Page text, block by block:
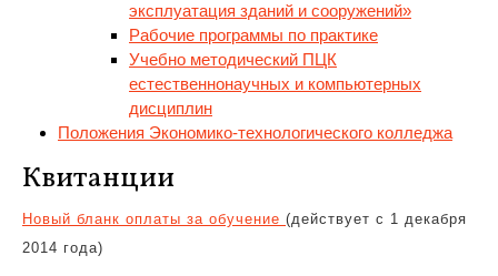
эксплуатация зданий и сооружений»
Рабочие программы по практике
Учебно методический ПЦК
естественнонаучных и компьютерных
дисциплин
Положения Экономико-технологического колледжа
Квитанции
Новый бланк оплаты за обучение (действует с 1 декабря
2014 года)